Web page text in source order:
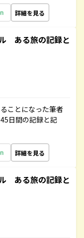
詳細を見る
ある旅の記録と
ことになった筆者
日間の記録と記
詳細を見る
ある旅の記録と